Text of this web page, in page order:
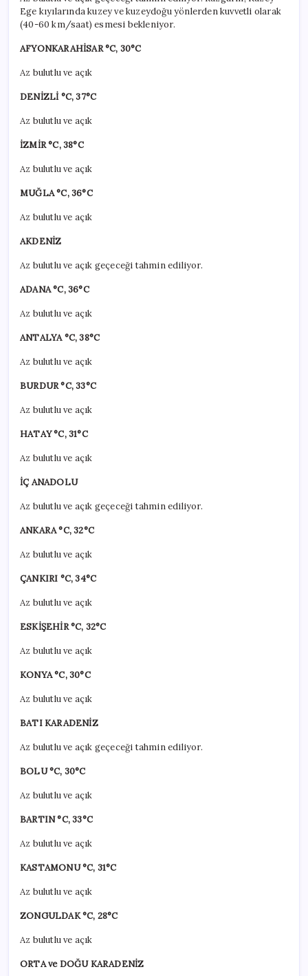
Ege kıyılarında kuzey ve kuzeydoğu yönlerden kuvvetli olarak
(40-60 km/saat) esmesi bekleniyor.
AFYONKARAHİSAR °C, 30°C
Az bulutlu ve açık
DENİZLİ °C, 37°C
Az bulutlu ve açık
İZMİR °C, 38°C
Az bulutlu ve açık
MUĞLA °C, 36°C
Az bulutlu ve açık
AKDENİZ
Az bulutlu ve açık geçeceği tahmin ediliyor.
ADANA °C, 36°C
Az bulutlu ve açık
ANTALYA °C, 38°C
Az bulutlu ve açık
BURDUR °C, 33°C
Az bulutlu ve açık
HATAY °C, 31°C
Az bulutlu ve açık
İÇ ANADOLU
Az bulutlu ve açık geçeceği tahmin ediliyor.
ANKARA °C, 32°C
Az bulutlu ve açık
ÇANKIRI °C, 34°C
Az bulutlu ve açık
ESKİŞEHİR °C, 32°C
Az bulutlu ve açık
KONYA °C, 30°C
Az bulutlu ve açık
BATI KARADENİZ
Az bulutlu ve açık geçeceği tahmin ediliyor.
BOLU °C, 30°C
Az bulutlu ve açık
BARTIN °C, 33°C
Az bulutlu ve açık
KASTAMONU °C, 31°C
Az bulutlu ve açık
ZONGULDAK °C, 28°C
Az bulutlu ve açık
ORTA ve DOĞU KARADENİZ